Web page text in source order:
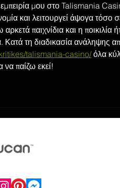
μου στο Talismania
και λειτουργεί άψογα τόσο
παιχνίδια και η ποικιλία
Κατά τη διαδικασία ανάληψης
talismania-casino/ όλα
παίζω εκεί!